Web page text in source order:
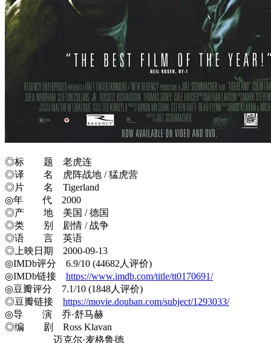
◎标 题 老虎连
◎译 名 虎阵战地 / 猛虎营
◎片 名 Tigerland
◎年 代 2000
◎产 地 美国 / 德国
◎类 别 剧情 / 战争
◎语 言 英语
◎上映日期 2000-09-13
◎IMDb评分 6.9/10 (44682人评价)
◎IMDb链接 https://www.imdb.com/title/tt0170691/
◎豆瓣评分 7.1/10 (1848人评价)
◎豆瓣链接 https://movie.douban.com/subject/1293033/
◎导 演 乔·舒马赫
◎编 剧 Ross Klavan
迈克尔·麦格鲁德